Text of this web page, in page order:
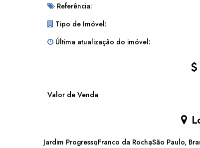
Referência:
Tipo de Imóvel:
Última atualização do imóvel:
Valor de Venda
Jardim ProgressoFranco da RochaSão Paulo,